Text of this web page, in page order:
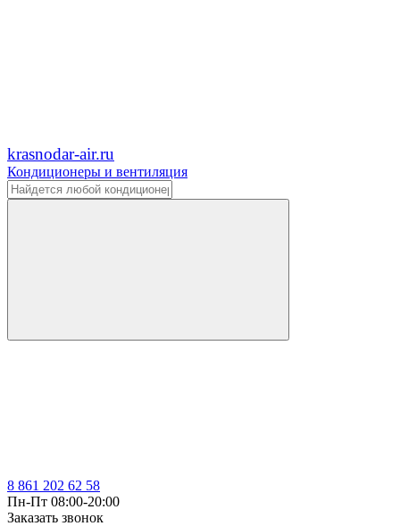
krasnodar-air.ru
Кондиционеры и вентиляция
8 861 202 62 58
Пн-Пт 08:00-20:00
Заказать звонок